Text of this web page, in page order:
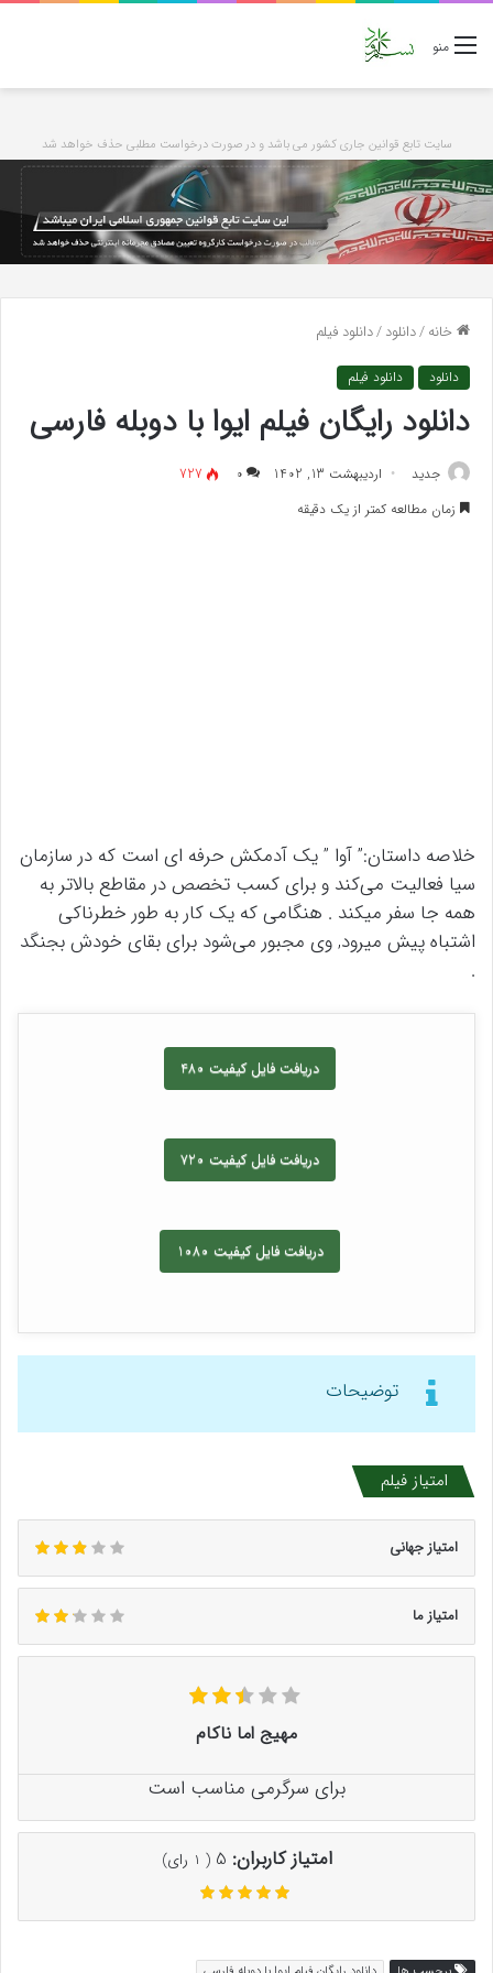
منو
سایت تابع قوانین جاری کشور می باشد و در صورت درخواست مطلبی حذف خواهد شد
خانه/دانلود/دانلود فیلم
دانلود دانلود فیلم
دانلود رایگان فیلم ایوا با دوبله فارسی
جدید اردیبهشت 13, 1402 ۰
727
زمان مطالعه کمتر از یک دقیقه
خلاصه داستان:” آوا ” یک آدمکش حرفه ای است که در سازمان
سیا فعالیت می‌کند و برای کسب تخصص در مقاطع بالاتر به
همه جا سفر میکند . هنگامی که یک کار به طور خطرناکی
اشتباه پیش میرود, وی مجبور می‌شود برای بقای خودش بجنگد
.
دریافت فایل کیفیت 480
دریافت فایل کیفیت 720
دریافت فایل کیفیت 1080
توضیحات
امتیاز فیلم
امتیاز جهانی
امتیاز ما
مهیج اما ناکام
برای سرگرمی مناسب است
امتیاز کاربران: 5
(
1 رای)